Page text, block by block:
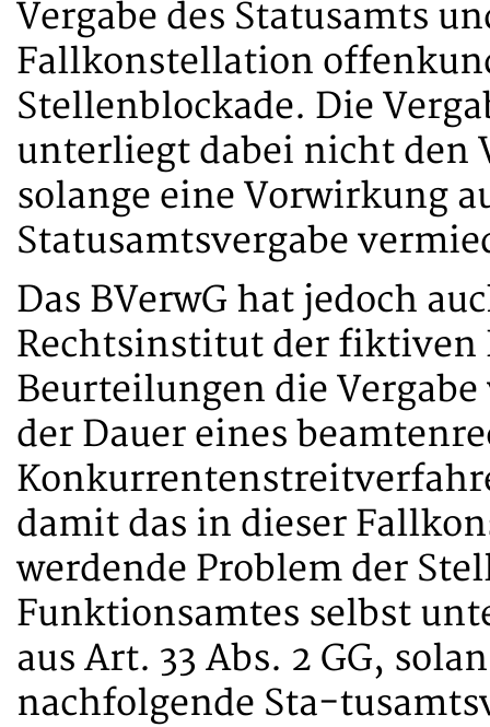
Vergabe des Statusamts
Fallkonstellation
Stellenblockade. Die
unterliegt dabei nicht den
solange eine Vorwirkung
Statusamtsvergabe
Das BVerwG hat jedoch
Rechtsinstitut der fiktiven
Beurteilungen die
der Dauer eines
damit das in dieser
werdende Problem der
Funktionsamtes selbst
aus Art. 33 Abs. 2 GG,
nachfolgende Sta-